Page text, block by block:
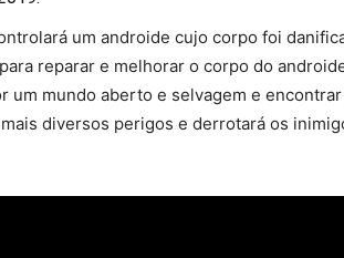
um androide cujo corpo foi
reparar e melhorar o corpo do
um mundo aberto e selvagem e
diversos perigos e derrotará os